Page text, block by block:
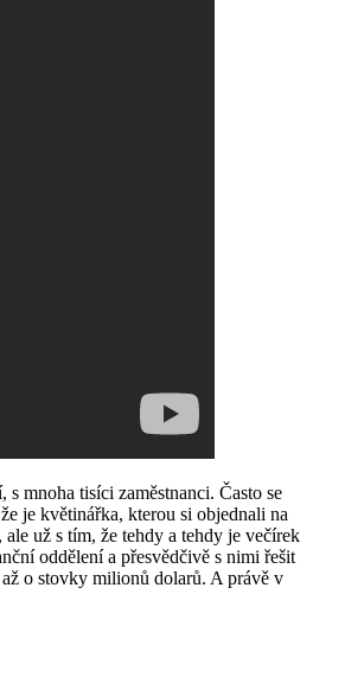
mnoha tisíci zaměstnanci. Často se
je květinářka, kterou si objednali na
už s tím, že tehdy a tehdy je večírek
oddělení a přesvědčivě s nimi řešit
o stovky milionů dolarů. A právě v